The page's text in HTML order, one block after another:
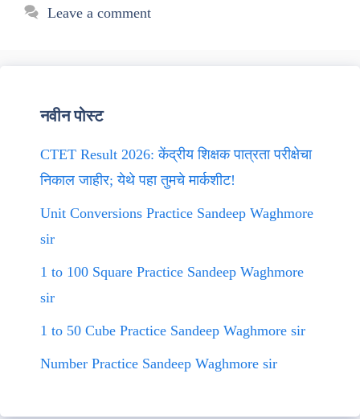
Leave a comment
नवीन पोस्ट
CTET Result 2026: केंद्रीय शिक्षक पात्रता परीक्षेचा
निकाल जाहीर; येथे पहा तुमचे मार्कशीट!
Unit Conversions Practice Sandeep Waghmore
sir
1 to 100 Square Practice Sandeep Waghmore
sir
1 to 50 Cube Practice Sandeep Waghmore sir
Number Practice Sandeep Waghmore sir